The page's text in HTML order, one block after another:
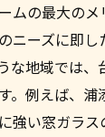
で実現する
リフォーム
フォーム事
を両立させ
ムの最大の
ニーズに即
な地域では
。例えば、
強い窓ガラ